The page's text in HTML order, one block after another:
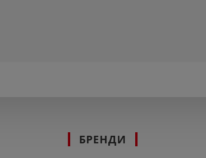
БРЕНДИ